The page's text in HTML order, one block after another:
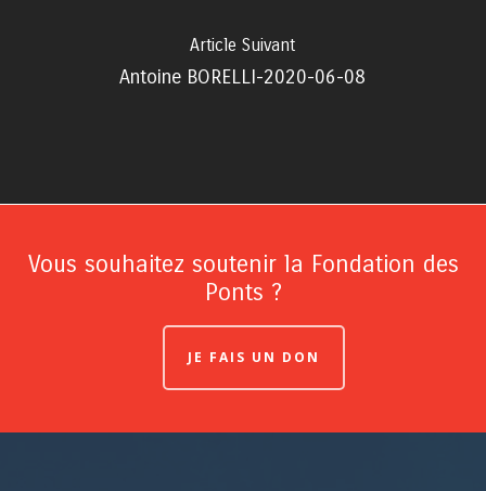
Article Suivant
Antoine BORELLI-2020-06-08
Vous souhaitez soutenir la Fondation des
Ponts ?
JE FAIS UN DON